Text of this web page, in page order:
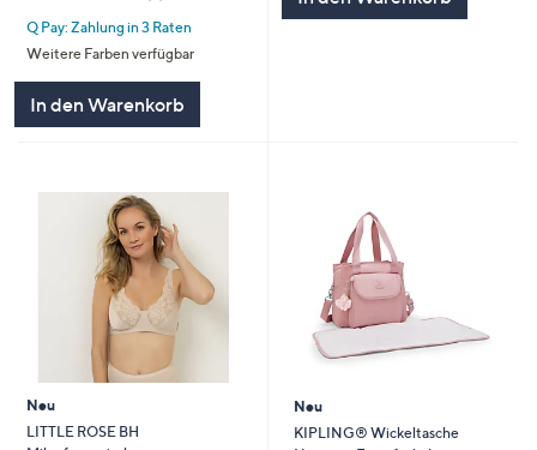
von
5
Q Pay: Zahlung in 3 Raten
Weitere Farben verfügbar
In den Warenkorb
Neu
LITTLE ROSE BH
Neu
KIPLING® Wickeltasche